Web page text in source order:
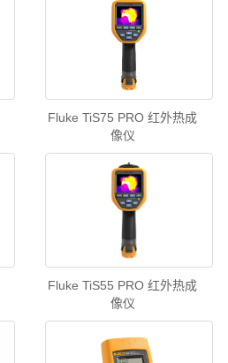
Fluke TiS75 PRO 红外热成
像仪
Fluke TiS55 PRO 红外热成
像仪